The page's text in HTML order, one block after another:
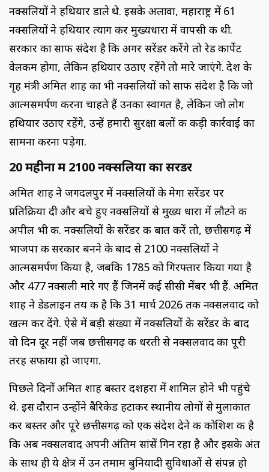
नक्सलियों ने हथियार डाले थे. इसके अलावा, महाराष्ट्र में 61
नक्सलियों ने हथियार त्याग कर मुख्यधारा में वापसी की थी.
सरकार का साफ संदेश है कि अगर सरेंडर करेंगे तो रेड कार्पेट
वेलकम होगा, लेकिन हथियार उठाए रहेंगे तो मारे जाएंगे. देश के
गृह मंत्री अमित शाह का भी नक्सलियों को साफ संदेश है कि जो
आत्मसमर्पण करना चाहते हैं उनका स्वागत है, लेकिन जो लोग
हथियार उठाए रहेंगे, उन्हें हमारी सुरक्षा बलों की कड़ी कार्रवाई का
सामना करना पड़ेगा.
20 महीनों में 2100 नक्सलियों का सरेंडर
अमित शाह ने जगदलपुर में नक्सलियों के मेगा सरेंडर पर
प्रतिक्रिया दी और बचे हुए नक्सलियों से मुख्य धारा में लौटने की
अपील भी की. नक्सलियों के सरेंडर की बात करें तो, छत्तीसगढ़ में
भाजपा की सरकार बनने के बाद से 2100 नक्सलियों ने
आत्मसमर्पण किया है, जबकि 1785 को गिरफ्तार किया गया है
और 477 नक्सली मारे गए हैं जिनमें कई सीसी मेंबर भी हैं. अमित
शाह ने डेडलाइन तय की है कि 31 मार्च 2026 तक नक्सलवाद को
खत्म कर देंगे. ऐसे में बड़ी संख्या में नक्सलियों के सरेंडर के बाद
वो दिन दूर नहीं जब छत्तीसगढ़ की धरती से नक्सलवाद का पूरी
तरह सफाया हो जाएगा.
पिछले दिनों अमित शाह बस्तर दशहरा में शामिल होने भी पहुंचे
थे. इस दौरान उन्होंने बैरिकेड हटाकर स्थानीय लोगों से मुलाकात
कर बस्तर और पूरे छत्तीसगढ़ को एक संदेश देने की कोशिश की है
कि अब नक्सलवाद अपनी अंतिम सांसें गिन रहा है और इसके अंत
के साथ ही ये क्षेत्र में उन तमाम बुनियादी सुविधाओं से संपन्न हो